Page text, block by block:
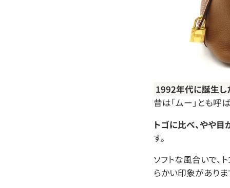
1992年代に誕生し
昔は「ムー」とも呼
トゴに比べ、やや目
す。
ソフトな風合いで、
らかい印象がありま